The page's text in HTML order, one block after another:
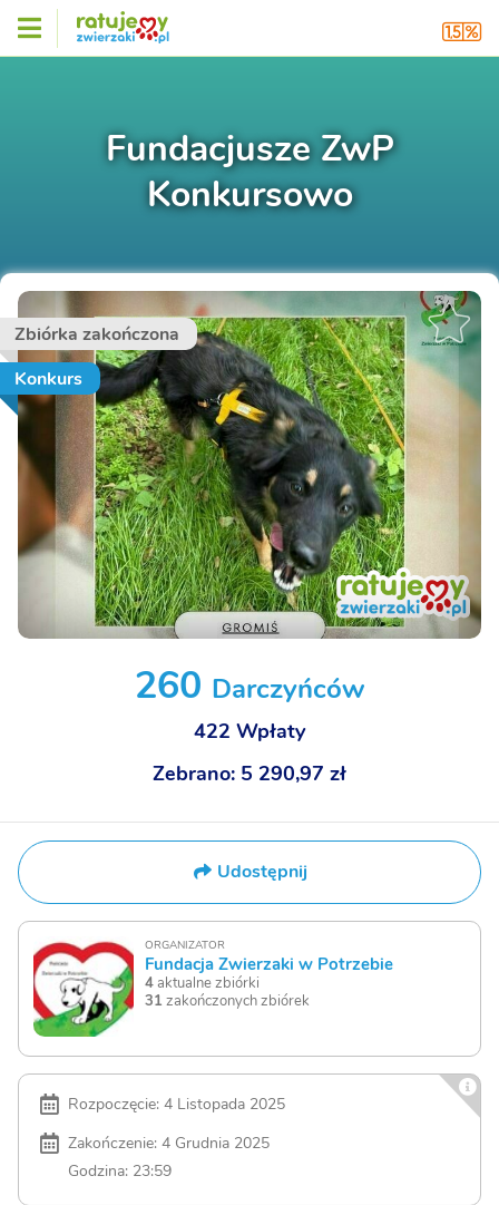
Fundacjusze ZwP
Konkursowo
Zbiórka zakończona
Konkurs
260 Darczyńców
422 Wpłaty
Zebrano: 5 290,97 zł
Udostępnij
ORGANIZATOR
Fundacja Zwierzaki w Potrzebie
4aktualne zbiórki
31zakończonych zbiórek
Rozpoczęcie: 4 Listopada 2025
Zakończenie: 4 Grudnia 2025
Godzina: 23:59